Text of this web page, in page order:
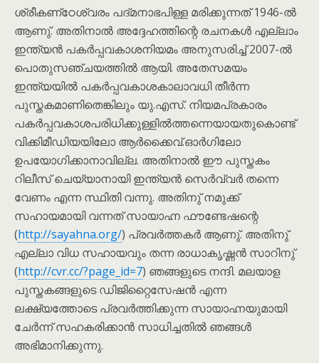
ശ്രീകണ്‌ഠേശ്വരം പദ്മനാഭപിള്ള മരിക്കുന്നത് 1946-ൽ
ആണു്. അതിനാൽ അദ്ദേഹത്തിന്റെ രചനകൾ എല്ലാം
ഇന്ത്യൻ പകർപ്പവകാശനിയമം അനുസരിച്ച് 2007-ൽ
പൊതുസഞ്ചയത്തിൽ ആയി. അതേസമയം
ഇന്ത്യയിൽ പകർപ്പവകാശകാലാവധി തീർന്ന
പുസ്തകമാണിതെങ്കിലും യു.എസ്. നിയമപ്രകാരം
പകർപ്പവകാശപരിധിക്കുള്ളിൽത്തന്നെയായതുകൊണ്ട്
വിക്കിമീഡിയയിലോ ആർക്കൈവ്.ഓർഗിലോ
ഉപയോഗിക്കാനാവില്ല. അതിനാൽ ഈ പുസ്തകം
റിലീസ് ചെയ്യാനായി ഇന്ത്യൻ സെർവ്വർ തന്നെ
വേണം എന്ന സ്ഥിതി വന്നു. അതിനു് നമുക്ക്
സഹായമായി വന്നത് സായാഹ്ന ഫൗണ്ടേഷന്റെ
(http://sayahna.org/) പ്രവർത്തകർ ആണു്. അതിനു്
എല്ലാ വിധ സഹായവും തന്ന രാധാകൃഷ്ണൻ സാറിനു്
(http://cvr.cc/?page_id=7) ഞങ്ങളുടെ നന്ദി. മലയാള
പുസ്തകങ്ങളുടെ ഡിജിറ്റൈസേഷൻ എന്ന
ലക്ഷ്യത്തോടെ പ്രവർത്തിക്കുന്ന സായാഹ്നയുമായി
ചേർന്ന് സഹകരിക്കാൻ സാധിച്ചതിൽ ഞങ്ങൾ
അഭിമാനിക്കുന്നു.